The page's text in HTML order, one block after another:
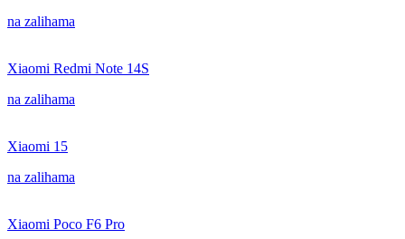
na zalihama
Xiaomi Redmi Note 14S
na zalihama
Xiaomi 15
na zalihama
Xiaomi Poco F6 Pro